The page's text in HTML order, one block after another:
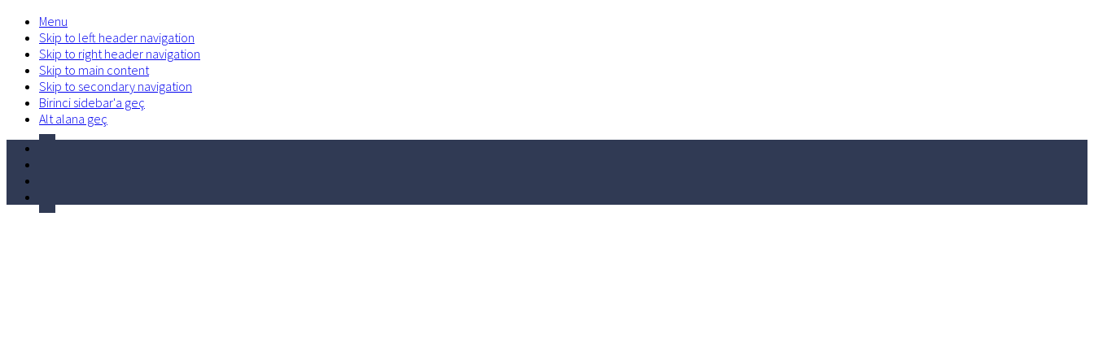
Menu
Skip to left header navigation
Skip to right header navigation
Skip to main content
Skip to secondary navigation
Birinci sidebar'a geç
Alt alana geç
Before
Header
control-